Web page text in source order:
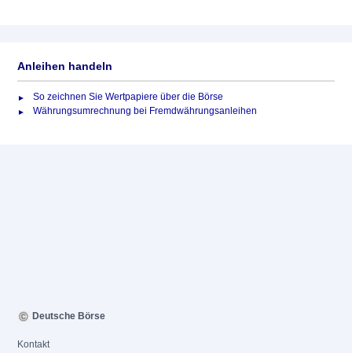
Anleihen handeln
So zeichnen Sie Wertpapiere über die Börse
Währungsumrechnung bei Fremdwährungsanleihen
Deutsche Börse
Kontakt